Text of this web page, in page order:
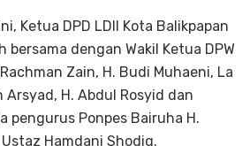
Ketua DPD LDII Kota Balikpapan
bersama dengan Wakil Ketua DPW
Zain, H. Budi Muhaeni, La
Arsyad, H. Abdul Rosyid dan
pengurus Ponpes Bairuha H.
Hamdani Shodiq.